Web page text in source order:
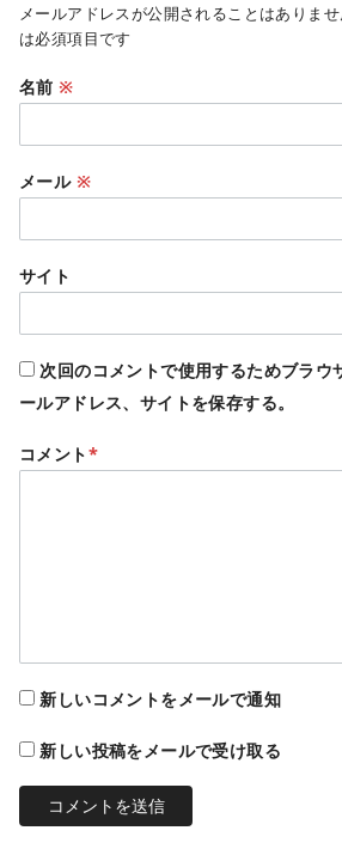
メールアドレスが公開されることはありませ
は必須項目です
名前※
メール ※
サイト
次回のコメントで使用するためブラウ
ールアドレス、サイトを保存する。
コメント*
新しいコメントをメールで通知
新しい投稿をメールで受け取る